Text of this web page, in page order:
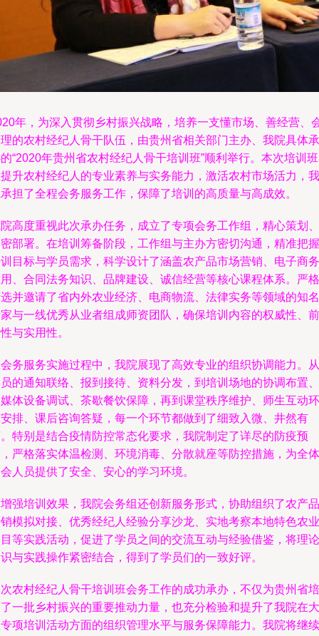
年，为深入贯彻乡村振兴战略，培养一支懂市场、善经营、
的农村经纪人骨干队伍，由贵州省相关部门主办、我院具体承
“2020年贵州省农村经纪人骨干培训班”顺利举行。本次培训
升农村经纪人的专业素养与实务能力，激活农村市场活力，我
担了全程会务服务工作，保障了培训的高质量与高成效。
高度重视此次承办任务，成立了专项会务工作组，精心策划、
部署。在培训筹备阶段，工作组与主办方密切沟通，精准把握
目标与学员需求，科学设计了涵盖农产品市场营销、电子商务
、合同法务知识、品牌建设、诚信经营等核心课程体系。严格
并邀请了省内外农业经济、电商物流、法律实务等领域的知名
与一线优秀从业者组成师资团队，确保培训内容的权威性、前
与实用性。
务服务实施过程中，我院展现了高效专业的组织协调能力。从
的通知联络、报到接待、资料分发，到培训场地的协调布置、
体设备调试、茶歇餐饮保障，再到课堂秩序维护、师生互动环
排、课后咨询答疑，每一个环节都做到了细致入微、井然有
特别是结合疫情防控常态化要求，我院制定了详尽的防疫预
严格落实体温检测、环境消毒、分散就座等防控措施，为全体
人员提供了安全、安心的学习环境。
强培训效果，我院会务组还创新服务形式，协助组织了农产品
模拟对接、优秀经纪人经验分享沙龙、实地考察本地特色农业
等实践活动，促进了学员之间的交流互动与经验借鉴，将理论
与实践操作紧密结合，得到了学员们的一致好评。
农村经纪人骨干培训班会务工作的成功承办，不仅为贵州省培
一批乡村振兴的重要推动力量，也充分检验和提升了我院在大
项培训活动方面的组织管理水平与服务保障能力。我院将继续